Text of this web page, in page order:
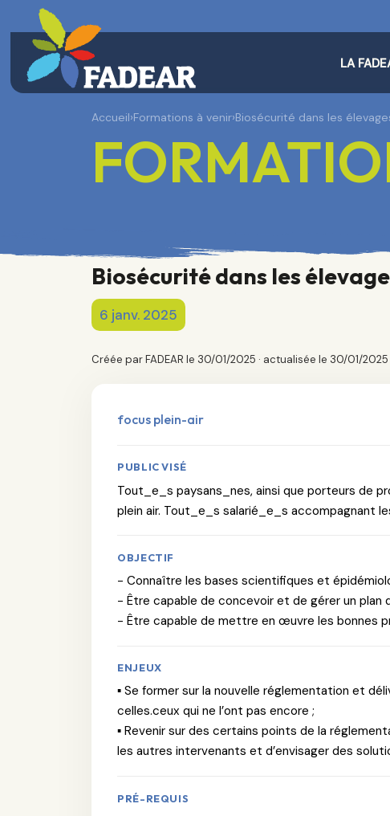
LA
Accueil›Formations à venir›Biosécurité dans les
Biosécurité dans les
6 janv. 2025
Créée par FADEAR le 30/01/2025 · actualisée le 30/01/2025
focus plein-air
PUBLIC VISÉ
Tout_e_s paysans_nes, ainsi que porteurs de
plein air. Tout_e_s salarié_e_s accompagnant
OBJECTIF
- Connaître les bases scientifiques et
- Être capable de concevoir et de gérer un plan
- Être capable de mettre en œuvre les bonnes
ENJEUX
▪ Se former sur la nouvelle réglementation et
celles.ceux qui ne l’ont pas encore ;
▪ Revenir sur des certains points de la
les autres intervenants et d’envisager des
PRÉ-REQUIS